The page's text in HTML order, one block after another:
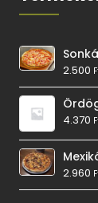
2.500
4.370
2.960